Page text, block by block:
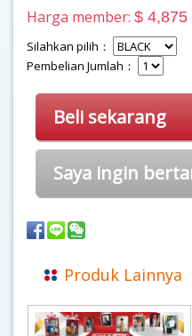
Harga member: $ 4,875
Silahkan pilih：
Pembelian Jumlah：
Beli sekarang
Saya ingin
Produk Lainnya